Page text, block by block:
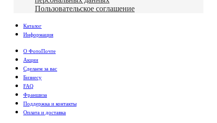
Пользовательское соглашение
Каталог
Информация
О ФотоПочте
Акции
Сделаем за вас
Бизнесу
FAQ
Франшиза
Поддержка и контакты
Оплата и доставка